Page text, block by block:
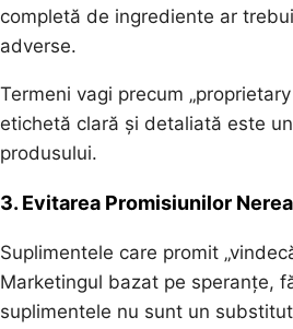
completă de ingrediente ar
adverse.
Termeni vagi precum
etichetă clară și detaliată este
produsului.
3. Evitarea Promisiunilor
Suplimentele care promit
Marketingul bazat pe speranțe,
suplimentele nu sunt un